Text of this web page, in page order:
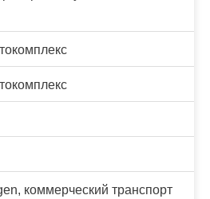
коммерческий транспорт